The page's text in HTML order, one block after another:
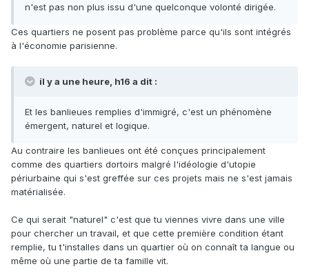
n'est pas non plus issu d'une quelconque volonté dirigée.
Ces quartiers ne posent pas problème parce qu'ils sont intégrés
à l'économie parisienne.
il y a une heure, h16 a dit :
Et les banlieues remplies d'immigré, c'est un phénomène
émergent, naturel et logique.
Au contraire les banlieues ont été conçues principalement
comme des quartiers dortoirs malgré l'idéologie d'utopie
périurbaine qui s'est greffée sur ces projets mais ne s'est jamais
matérialisée.
Ce qui serait "naturel" c'est que tu viennes vivre dans une ville
pour chercher un travail, et que cette première condition étant
remplie, tu t'installes dans un quartier où on connaît ta langue ou
même où une partie de ta famille vit.